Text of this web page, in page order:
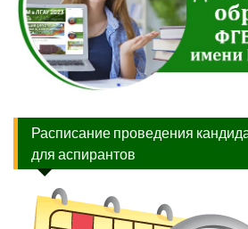
Расписание проведения
для аспирантов